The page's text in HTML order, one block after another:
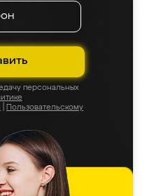
персональных
Пользовательскому